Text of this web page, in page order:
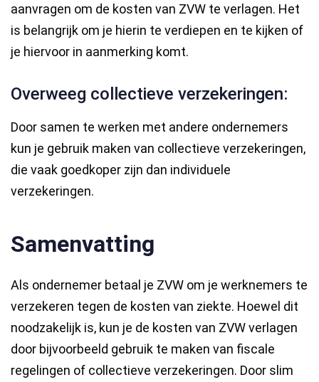
aanvragen om de kosten van ZVW te verlagen. Het
is belangrijk om je hierin te verdiepen en te kijken of
je hiervoor in aanmerking komt.
Overweeg collectieve verzekeringen:
Door samen te werken met andere ondernemers
kun je gebruik maken van collectieve verzekeringen,
die vaak goedkoper zijn dan individuele
verzekeringen.
Samenvatting
Als ondernemer betaal je ZVW om je werknemers te
verzekeren tegen de kosten van ziekte. Hoewel dit
noodzakelijk is, kun je de kosten van ZVW verlagen
door bijvoorbeeld gebruik te maken van fiscale
regelingen of collectieve verzekeringen. Door slim